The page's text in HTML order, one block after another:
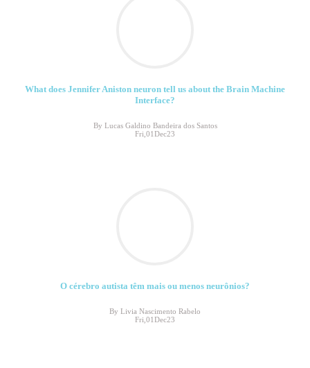
What does Jennifer Aniston neuron tell us about the Brain Machine
Interface?
By Lucas Galdino Bandeira dos Santos
Fri,01Dec23
O cérebro autista têm mais ou menos neurônios?
By Livia Nascimento Rabelo
Fri,01Dec23